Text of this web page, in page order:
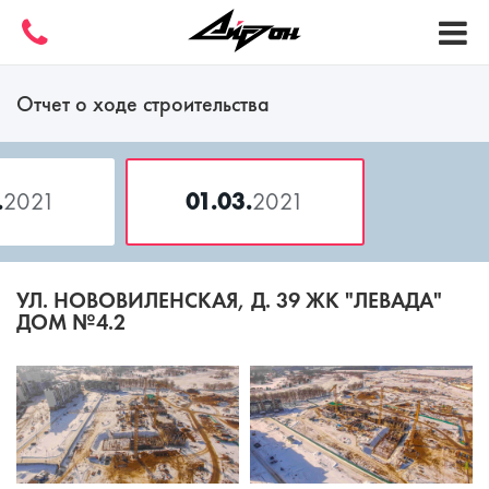
Отчет о ходе строительства
2021 01.03.2021
УЛ. НОВОВИЛЕНСКАЯ, Д. 39 ЖК "ЛЕВАДА"
ДОМ №4.2